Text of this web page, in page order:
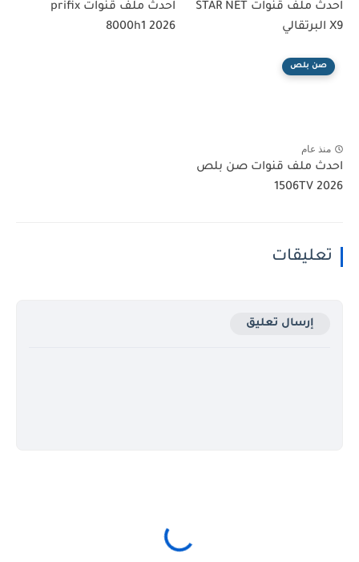
احدث ملف قنوات STAR NET
X9 البرتقالي
احدث ملف قنوات prifix
8000h1 2026
صن بلص
منذ عام
احدث ملف قنوات صن بلص
1506TV 2026
تعليقات
إرسال تعليق